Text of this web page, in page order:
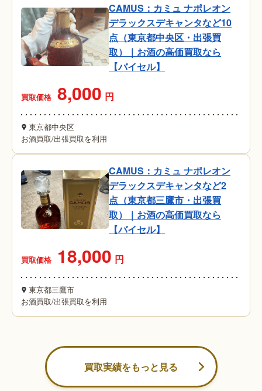
CAMUS：カミュ ナポレオン
デラックスデキャンタなど10
点（東京都中央区・出張買
取）｜お酒の高価買取なら
【バイセル】
買取価格 8,000 円
東京都中央区
お酒買取/出張買取を利用
CAMUS：カミュ ナポレオン
デラックスデキャンタなど2
点（東京都三鷹市・出張買
取）｜お酒の高価買取なら
【バイセル】
買取価格 18,000 円
東京都三鷹市
お酒買取/出張買取を利用
買取実績をもっと見る